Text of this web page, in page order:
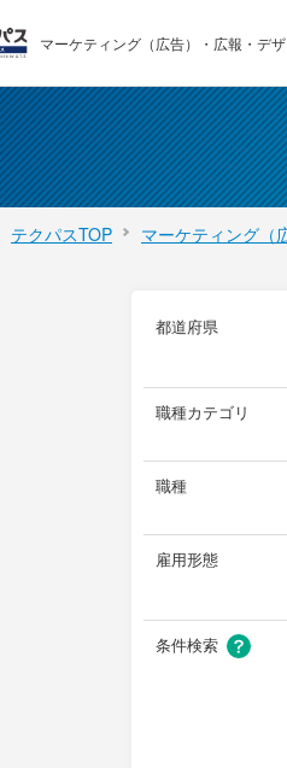
マーケティング（広告）・広報・デ
テクパスTOP マーケティング（
都道府県
職種カテゴリ
職種
雇用形態
条件検索